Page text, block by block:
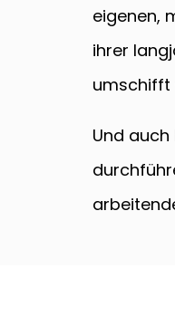
eigenen,
ihrer
umschifft
Und